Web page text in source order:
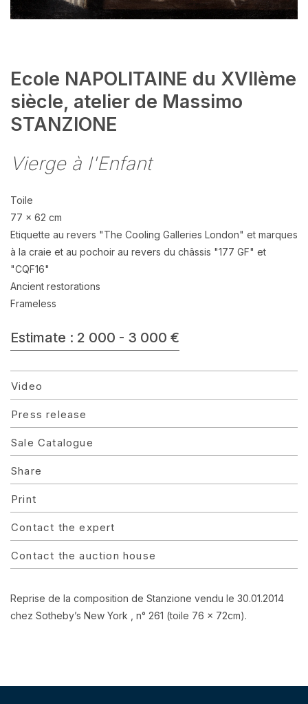
Ecole NAPOLITAINE du XVIIème
siècle, atelier de Massimo
STANZIONE
Vierge à l'Enfant
Toile
77 x 62 cm
Etiquette au revers "The Cooling Galleries London" et marques
à la craie et au pochoir au revers du châssis "177 GF" et
"CQF16"
Ancient restorations
Frameless
Estimate : 2 000 - 3 000 €
Video
Press release
Sale Catalogue
Share
Print
Contact the expert
Contact the auction house
Reprise de la composition de Stanzione vendu le 30.01.2014
chez Sotheby’s New York , n° 261 (toile 76 x 72cm).